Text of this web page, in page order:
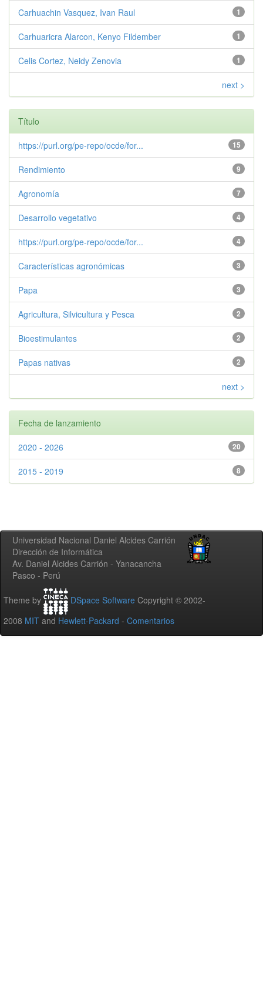
1
Carhuachin Vasquez, Ivan Raul
1
Carhuaricra Alarcon, Kenyo Fildember
1
Celis Cortez, Neidy Zenovia
next >
Título
15
https://purl.org/pe-repo/ocde/for...
9
Rendimiento
7
Agronomía
4
Desarrollo vegetativo
4
https://purl.org/pe-repo/ocde/for...
3
Características agronómicas
3
Papa
2
Agricultura, Silvicultura y Pesca
2
Bioestimulantes
2
Papas nativas
next >
Fecha de lanzamiento
20
2020 - 2026
8
2015 - 2019
Universidad Nacional Daniel Alcides Carrión
Dirección de Informática
Av. Daniel Alcides Carrión - Yanacancha
Pasco - Perú
Theme by DSpace Software Copyright © 2002-
2008 MIT and Hewlett-Packard - Comentarios